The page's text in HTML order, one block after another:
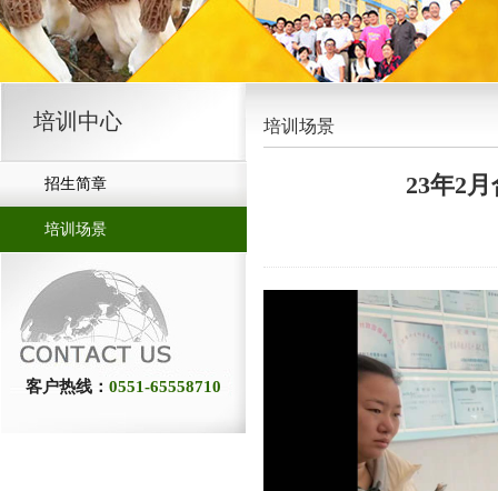
培训中心
招生简章
培训场景
客户热线： 0551-65558710
培训场景
23年2